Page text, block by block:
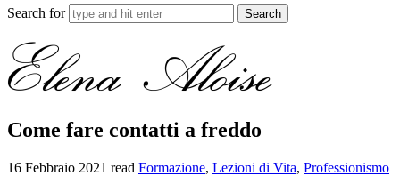
Search for
Come fare contatti a freddo
16 Febbraio 2021 read Formazione, Lezioni di Vita, Professionismo